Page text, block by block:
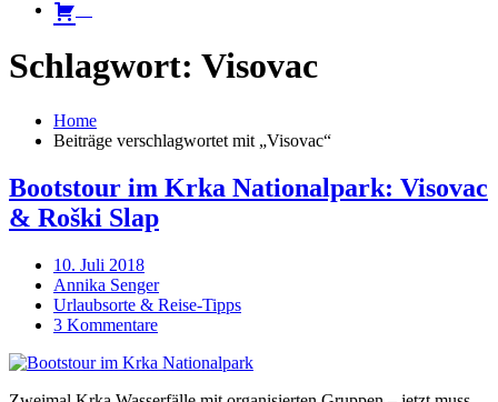
Schlagwort: Visovac
Home
Beiträge verschlagwortet mit „Visovac“
Bootstour im Krka Nationalpark: Visovac
& Roški Slap
10. Juli 2018
Annika Senger
Urlaubsorte & Reise-Tipps
3 Kommentare